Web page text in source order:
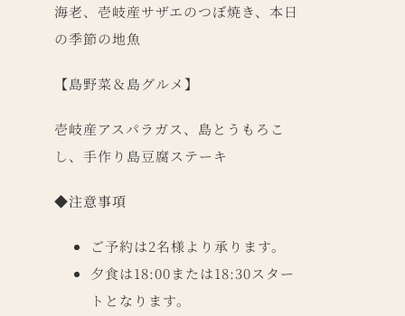
海老、壱岐産サザエのつぼ焼き、本日
の季節の地魚
【島野菜＆島グルメ】
壱岐産アスパラガス、島とうもろこ
し、手作り島豆腐ステーキ
◆注意事項
ご予約は2名様より承ります。
夕食は18:00または18:30スター
トとなります。